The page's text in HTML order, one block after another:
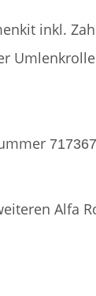
inkl.
Alfa